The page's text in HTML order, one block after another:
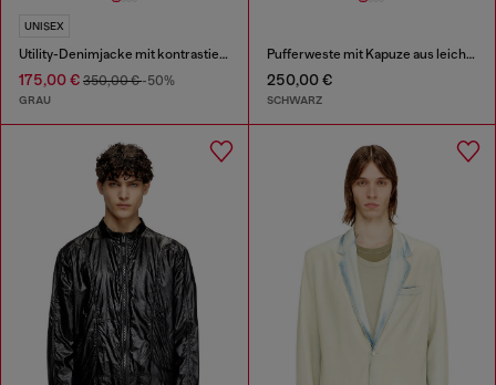
UNISEX
Utility-Denimjacke mit kontrastierendem Kragen
175,00 € 350,00 €-50%
GRAU
Pufferweste mit Kapuze aus leichtem Nylon
250,00 €
SCHWARZ